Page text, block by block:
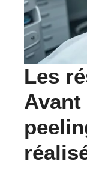
Les
Avant